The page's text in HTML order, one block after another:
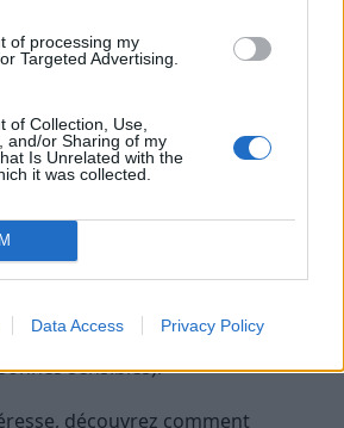
of processing my
Targeted Advertising.
of Collection, Use,
and/or Sharing of my
Is Unrelated with the
it was collected.
Data Access Privacy Policy
sans laver l’oreiller à chaque
bicarbonate de soude sur
agir une heure puis aspirez.
à l’extérieur, à l’abri du soleil
léger et naturel, déposez
sur l’oreiller, surtout pour les
sensibles).
découvrez comment